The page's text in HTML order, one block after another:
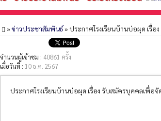
»ข่าวประชาสัมพันธ์» ประกาศโรงเรียนบ้านบ่อผุด เรื่อ
จำนวนผู้เข้าชม : 40861 ครั้ง
เมื่อวันที่ : 10 ธ.ค. 2567
ประกาศโรงเรียนบ้านบ่อผุด เรื่อง รับสมัครบุคคลเพื่อจั